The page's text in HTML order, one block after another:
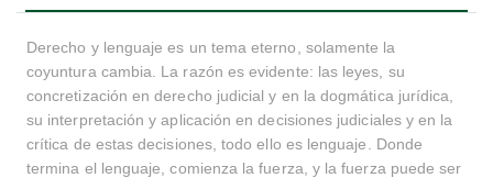
Derecho y lenguaje es un tema eterno, solamente la
coyuntura cambia. La razón es evidente: las leyes, su
concretización en derecho judicial y en la dogmática jurídica,
su interpretación y aplicación en decisiones judiciales y en la
crítica de estas decisiones, todo ello es lenguaje. Donde
termina el lenguaje, comienza la fuerza, y la fuerza puede ser